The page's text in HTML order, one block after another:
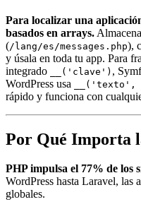
Para localizar una
basados en arrays.
(/lang/es/messages.php),
y úsala en toda tu app. Para
integrado
__('clave') ,
WordPress usa
__('texto',
rápido y funciona con
Por Qué Importa
PHP impulsa el 77% de los
WordPress hasta Laravel, las
globales.